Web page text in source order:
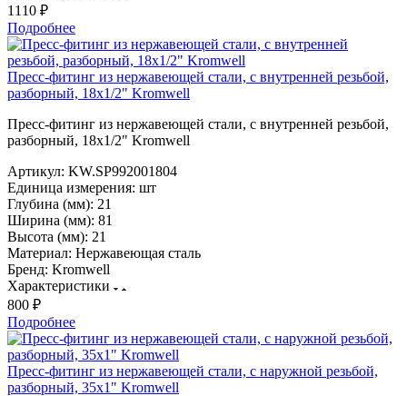
1110 ₽
Подробнее
Пресс-фитинг из нержавеющей стали, с внутренней резьбой,
разборный, 18х1/2" Kromwell
Пресс-фитинг из нержавеющей стали, с внутренней резьбой,
разборный, 18х1/2" Kromwell
Артикул: KW.SP992001804
Единица измерения: шт
Глубина (мм): 21
Ширина (мм): 81
Высота (мм): 21
Материал: Нержавеющая сталь
Бренд: Kromwell
Характеристики
800 ₽
Подробнее
Пресс-фитинг из нержавеющей стали, с наружной резьбой,
разборный, 35х1" Kromwell